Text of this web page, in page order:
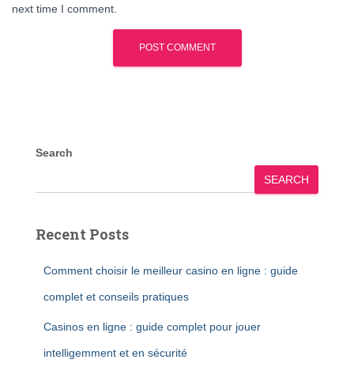
next time I comment.
Search
SEARCH
Recent Posts
Comment choisir le meilleur casino en ligne : guide
complet et conseils pratiques
Casinos en ligne : guide complet pour jouer
intelligemment et en sécurité